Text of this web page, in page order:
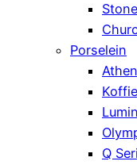
Porselein
Q